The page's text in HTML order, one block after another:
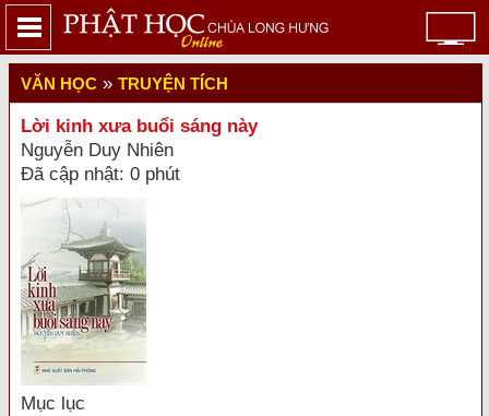
VĂN HỌC » TRUYỆN TÍCH
Lời kinh xưa buổi sáng này
Nguyễn Duy Nhiên
Đã cập nhật: 0 phút
Mục lục